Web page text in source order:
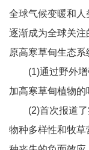
全球气候变暖和
逐渐成为全球关
原高寒草甸生态系
(1)通过野外增
加高寒草甸植物的
(2)首次报道了
物种多样性和牧